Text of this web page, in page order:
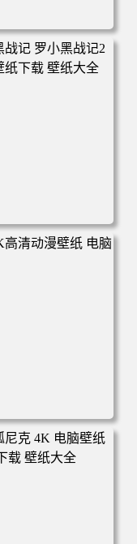
动漫壁纸 电脑桌
小黑战记2 风息
纸大全
漫壁纸 电脑桌面